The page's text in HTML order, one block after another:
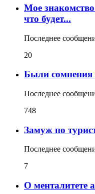
Мое
что будет...
Последнее
20
Были сомнения
Последнее
748
Замуж по
Последнее
7
О менталитете